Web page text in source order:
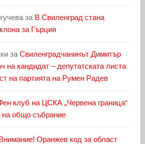
за В Свиленград стана
за Гърция
за Свиленградчанинът Димитър
на кандидат – депутатската листа
на партията на Румен Радев
клуб на ЦСКА „Червена граница“
на общо събрание
Оранжев код за област